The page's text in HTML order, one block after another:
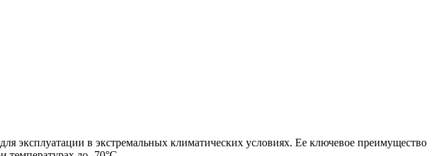
эксплуатации в экстремальных климатических условиях. Ее ключевое преимущество